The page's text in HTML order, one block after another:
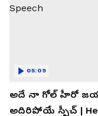
అదే నా గోల్ హీరో జయ
అదిరిపోయే స్పీచ్ |
05:09